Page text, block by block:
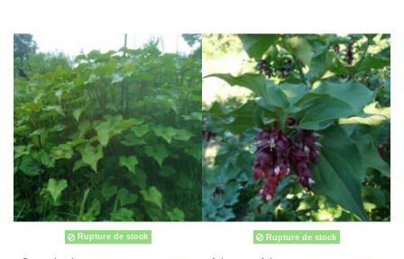
Rupture de stock Rupture de stock